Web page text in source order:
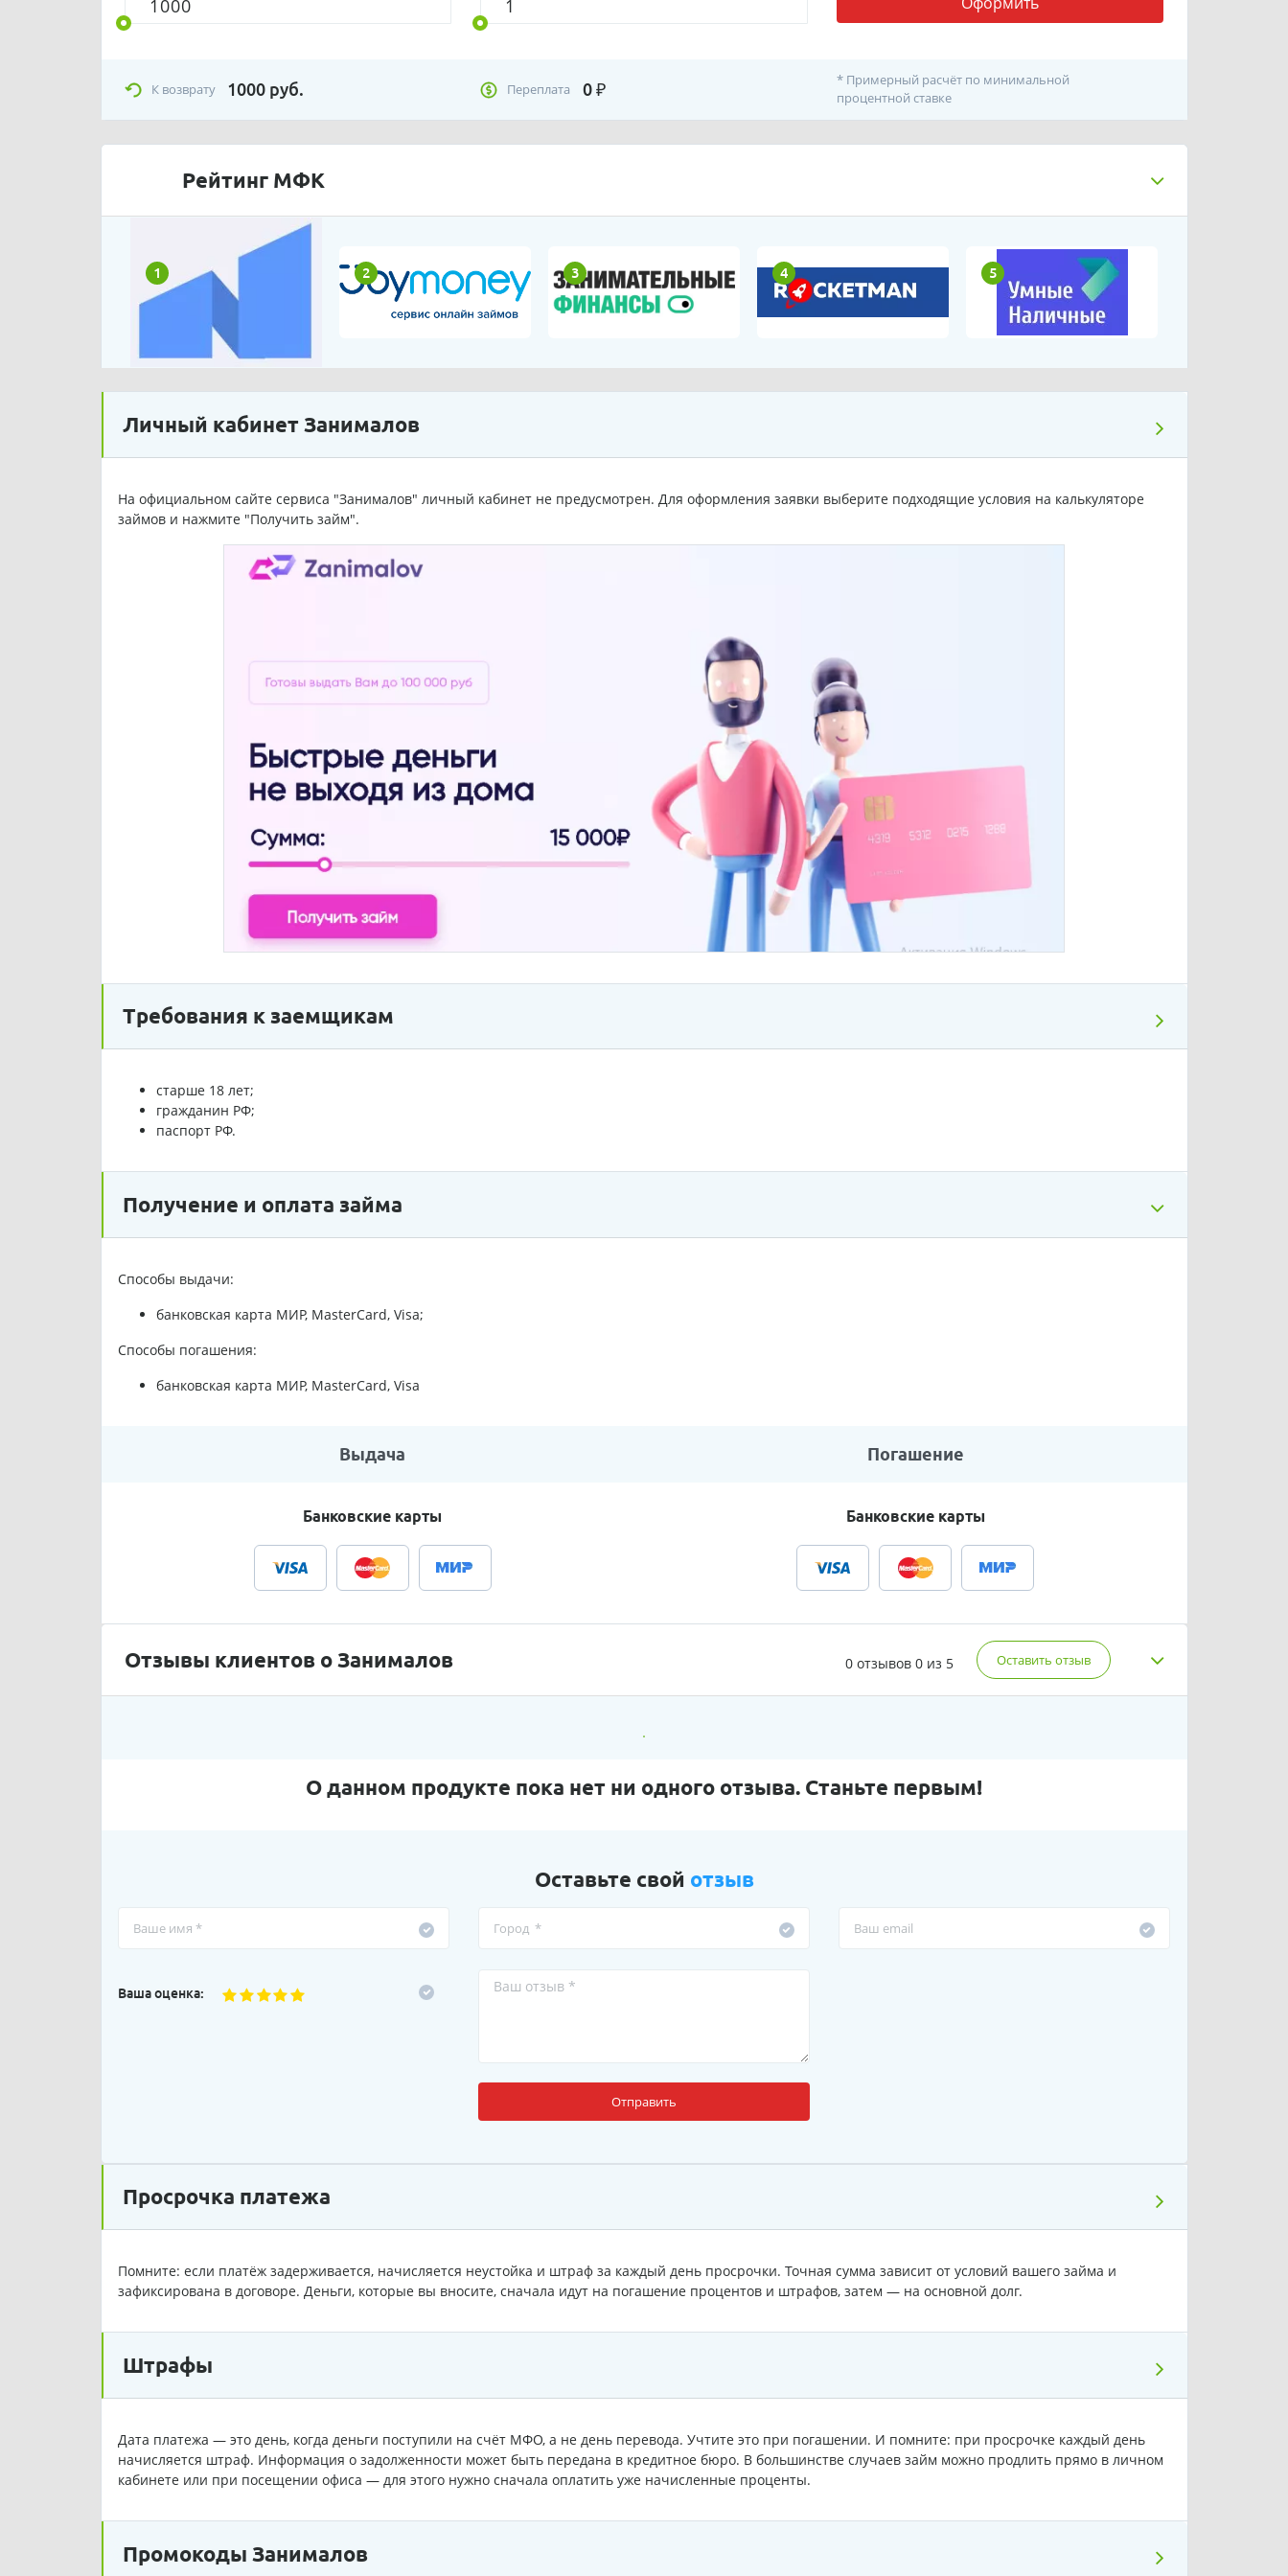
К возврату 1000 руб. Переплата 0₽
* Примерный расчёт по минимальной
процентной ставке
Рейтинг МФК
1 2 3 4 5
Личный кабинет Занималов
На официальном сайте сервиса "Занималов" личный кабинет не предусмотрен. Для оформления заявки выберите подходящие условия на калькуляторе
займов и нажмите "Получить займ".
Требования к заемщикам
старше 18 лет;
гражданин РФ;
паспорт РФ.
Получение и оплата займа
Способы выдачи:
банковская карта МИР, MasterCard, Visa;
Способы погашения:
банковская карта МИР, MasterCard, Visa
Выдача Погашение
Банковские карты Банковские карты
Отзывы клиентов о Занималов 0 отзывов 0 из 5 Оставить отзыв
О данном продукте пока нет ни одного отзыва. Станьте первым!
Оставьте свой отзыв
Ваша оценка:
Отправить
Просрочка платежа
Помните: если платёж задерживается, начисляется неустойка и штраф за каждый день просрочки. Точная сумма зависит от условий вашего займа и
зафиксирована в договоре. Деньги, которые вы вносите, сначала идут на погашение процентов и штрафов, затем — на основной долг.
Штрафы
Дата платежа — это день, когда деньги поступили на счёт МФО, а не день перевода. Учтите это при погашении. И помните: при просрочке каждый день
начисляется штраф. Информация о задолженности может быть передана в кредитное бюро. В большинстве случаев займ можно продлить прямо в личном
кабинете или при посещении офиса — для этого нужно сначала оплатить уже начисленные проценты.
Промокоды Занималов